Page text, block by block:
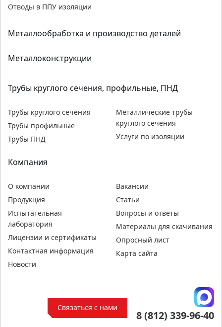
Отводы в ППУ изоляции
Металлообработка и производство деталей
Металлоконструкции
Трубы круглого сечения, профильные, ПНД
Трубы круглого сечения
Трубы профильные
Трубы ПНД
Металлические трубы
круглого сечения
Услуги по изоляции
Компания
О компании
Продукция
Испытательная
лаборатория
Лицензии и сертификаты
Контактная информация
Новости
Вакансии
Статьи
Вопросы и ответы
Материалы для скачивания
Опросный лист
Карта сайта
Связаться с нами
8 (812) 339-96-40